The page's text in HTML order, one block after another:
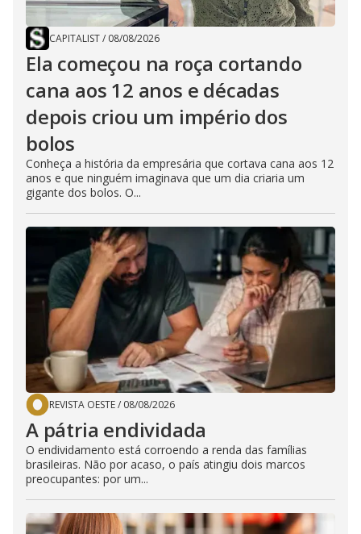
CAPITALIST/ 08/08/2026
Ela começou na roça cortando
cana aos 12 anos e décadas
depois criou um império dos
bolos
Conheça a história da empresária que cortava cana aos 12
anos e que ninguém imaginava que um dia criaria um
gigante dos bolos. O...
REVISTA OESTE/ 08/08/2026
A pátria endividada
O endividamento está corroendo a renda das famílias
brasileiras. Não por acaso, o país atingiu dois marcos
preocupantes: por um...